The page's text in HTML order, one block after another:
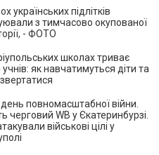
українських підлітків
з тимчасово окупованої
- ФОТО
школах триває
учнів: як навчатимуться діти та
повномасштабної війни.
черговий WB у Єкатеринбурзі.
військові цілі у